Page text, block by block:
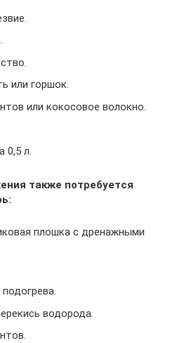
или горшок.
или кокосовое волокно.
0,5 л.
также потребуется
плошка с дренажными
водорода.